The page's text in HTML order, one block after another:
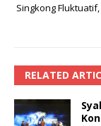
Singkong
RELATED